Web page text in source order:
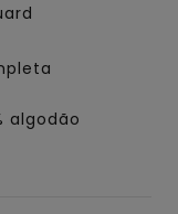
algodão